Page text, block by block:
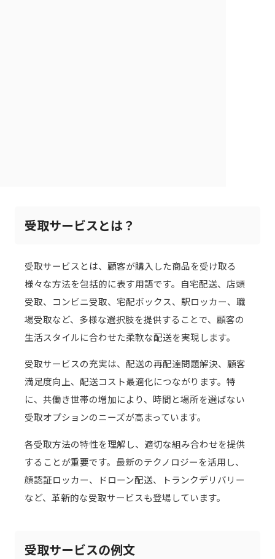
受取サービスとは？
受取サービスとは、顧客が購入した商品を受け取る
様々な方法を包括的に表す用語です。自宅配送、店頭
受取、コンビニ受取、宅配ボックス、駅ロッカー、職
場受取など、多様な選択肢を提供することで、顧客の
生活スタイルに合わせた柔軟な配送を実現します。
受取サービスの充実は、配送の再配達問題解決、顧客
満足度向上、配送コスト最適化につながります。特
に、共働き世帯の増加により、時間と場所を選ばない
受取オプションのニーズが高まっています。
各受取方法の特性を理解し、適切な組み合わせを提供
することが重要です。最新のテクノロジーを活用し、
顔認証ロッカー、ドローン配送、トランクデリバリー
など、革新的な受取サービスも登場しています。
受取サービスの例文